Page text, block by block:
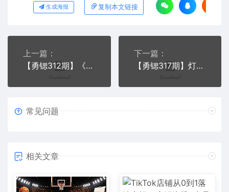
生成海报 复制本文链接
上一篇：
【勇锶312期】《抖音书单带货集训》快速做出100个自动赚钱书单号 1个号日销200单（28课）
下一篇：
【勇锶317期】灯火《如何系统化利用抖音赚钱》做抖音电商月入10万元（全套课程）
常见问题
相关文章